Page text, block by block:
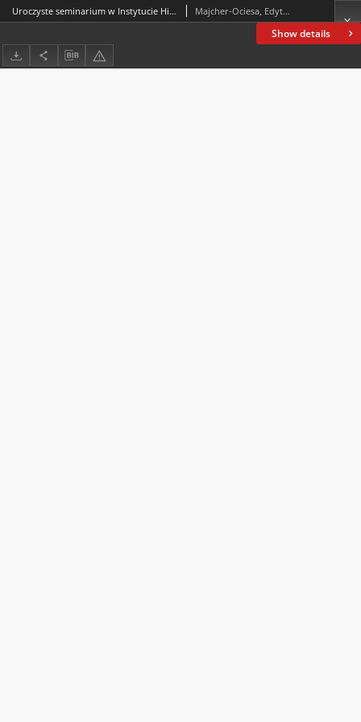
Show details
Uroczyste seminarium w Instytucie Historii Uniwersytetu Jana Kochanowskiego w Kielcach Majcher-Ociesa, Edyta; Młynarczyk-Tomczyk, Anita